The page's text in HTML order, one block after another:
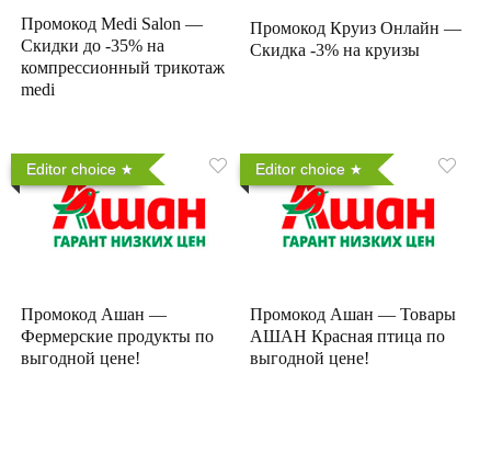
Промокод Medi Salon —
Скидки до -35% на
компрессионный трикотаж
medi
Промокод Круиз Онлайн —
Скидка -3% на круизы
Editor choice
Промокод Ашан —
Фермерские продукты по
выгодной цене!
Editor choice
Промокод Ашан — Товары
АШАН Красная птица по
выгодной цене!